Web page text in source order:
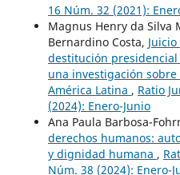
16 Núm. 32 (2021):
Magnus Henry da Silva
Bernardino Costa,
destitución presidencial
una investigación
América Latina , Ratio
(2024): Enero-Junio
Ana Paula Barbosa-
derechos humanos:
y dignidad humana ,
Núm. 38 (2024): Enero-